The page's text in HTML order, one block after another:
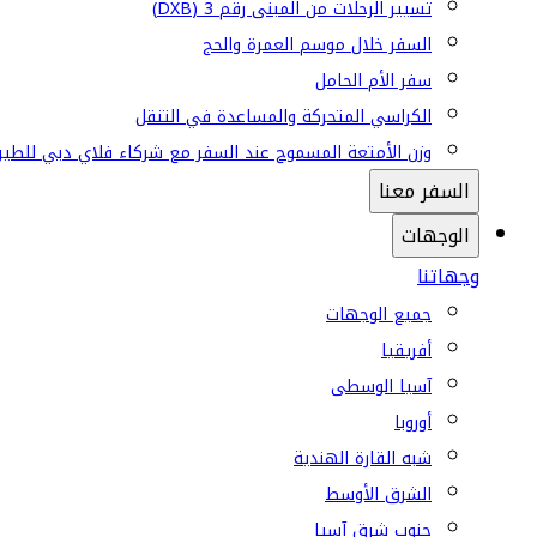
تسيير الرحلات من المبنى رقم 3 (DXB)
السفر خلال موسم العمرة والحج
سفر الأم الحامل
الكراسي المتحركة والمساعدة في التنقل
وزن الأمتعة المسموح عند السفر مع شركاء فلاي دبي
السفر معنا
الوجهات
وجهاتنا
جميع الوجهات
أفريقيا
آسيا الوسطى
أوروبا
شبه القارة الهندية
الشرق الأوسط
جنوب شرق آسيا